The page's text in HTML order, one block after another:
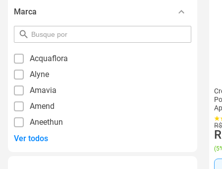
Marca
pesquisar
por
Acquaflora
Alyne
Amavia
Amend
Aneethun
Ver todos
(